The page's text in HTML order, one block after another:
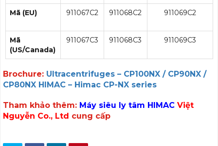
Mã (EU) 911067C2 911068C2 911069C2
Mã
(US/Canada)
911067C3 911068C3 911069C3
Brochure: Ultracentrifuges – CP100NX / CP90NX /
CP80NX HIMAC – Himac CP-NX series
Tham khảo thêm: Máy siêu ly tâm HIMAC Việt
Nguyễn Co., Ltd cung cấp